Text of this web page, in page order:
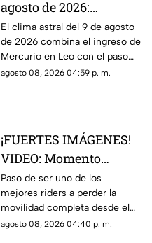
agosto de 2026:
cambios en la
comunicación y
enfoque emocional
El clima astral del 9 de agosto
de 2026 combina el ingreso de
Mercurio en Leo con el paso
de la Luna a Cáncer y Venus en
agosto 08, 2026 04:59 p. m.
¡FUERTES IMÁGENES!
VIDEO: Momento
exacto en que famoso
rider catalán sufre una
caída que lo deja
parapléjico
Paso de ser uno de los
mejores riders a perder la
movilidad completa desde el
pecho hasta sus piernas
agosto 08, 2026 04:40 p. m.